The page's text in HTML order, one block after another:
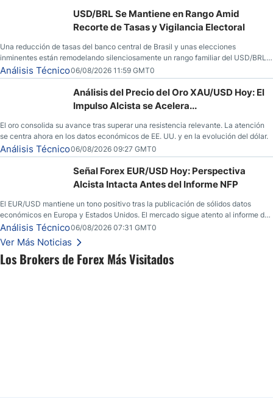
Los Brokers de Forex Más Visitados
USD/BRL Se Mantiene en Rango Amid
Recorte de Tasas y Vigilancia Electoral
Una reducción de tasas del banco central de Brasil y unas elecciones
inminentes están remodelando silenciosamente un rango familiar del USD/BRL.
Una reducción de tasas por parte del banco central de Brasil y unas elecciones
inminentes están remodelando silenciosamente un rango familiar del USD/BRL.
Esto es lo que los traders están observando a continuación.
Análisis Técnico06/08/2026 11:59 GMT0
Análisis del Precio del Oro XAU/USD Hoy: El
Impulso Alcista se Acelera...
El oro consolida su avance tras superar una resistencia relevante. La atención
se centra ahora en los datos económicos de EE. UU. y en la evolución del dólar.
Análisis Técnico06/08/2026 09:27 GMT0
Señal Forex EUR/USD Hoy: Perspectiva
Alcista Intacta Antes del Informe NFP
El EUR/USD mantiene un tono positivo tras la publicación de sólidos datos
económicos en Europa y Estados Unidos. El mercado sigue atento al informe de
empleo estadounidense y a la evolución del escenario geopolítico.
Análisis Técnico06/08/2026 07:31 GMT0
Ver Más Noticias